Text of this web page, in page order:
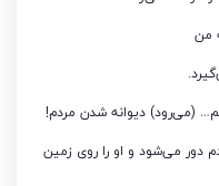
من
(می‌رود) دیوانه شدن مردم!
دور می‌شود و او را روی زمین